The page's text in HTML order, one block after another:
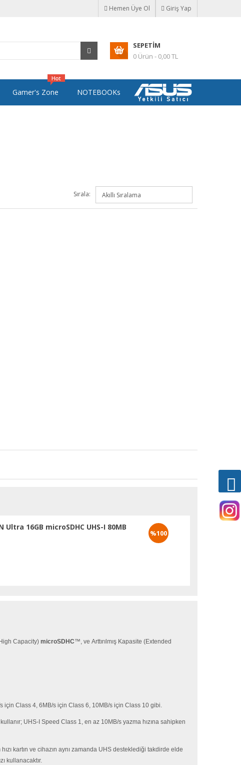
Hemen Üye Ol Giriş Yap
SEPETIM
0 Ürün - 0,00 TL
Gamer's Zone NOTEBOOKs
Sırala:
Ultra 16GB microSDHC UHS-I 80MB
%100
Capacity) microSDHC™, ve Arttırılmış Kapasite (Extended
s için Class 4, 6MB/s için Class 6, 10MB/s için Class 10 gibi.
UHS-I Speed Class 1, en az 10MB/s yazma hızına sahipken
kartın ve cihazın aynı zamanda UHS desteklediği takdirde elde
kullanacaktır.